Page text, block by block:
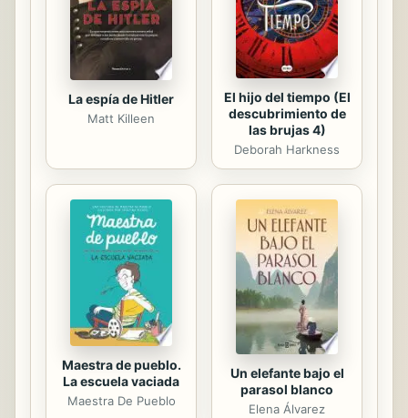
United States, you may freely copy
and distribute...
La espía de Hitler
Matt Killeen
El hijo del tiempo (El
descubrimiento de
las brujas 4)
Deborah Harkness
Maestra de pueblo.
La escuela vaciada
Maestra De Pueblo
Un elefante bajo el
parasol blanco
Elena Álvarez